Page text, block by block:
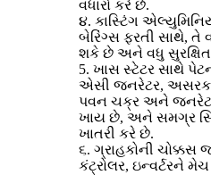
વધારો કરે છે.
૪. કાસ્ટિંગ
બેરિંગ્સ ફરતી સાથે,
શકે છે અને વધુ સુરક્ષિત
5. ખાસ સ્ટેટર સાથે
એસી જનરેટર,
પવન ચક્ર અને જનરેટર
ખાય છે, અને સમગ્ર
ખાતરી કરે છે.
૬. ગ્રાહકોની ચોક્કસ
કંટ્રોલર, ઇન્વર્ટરને